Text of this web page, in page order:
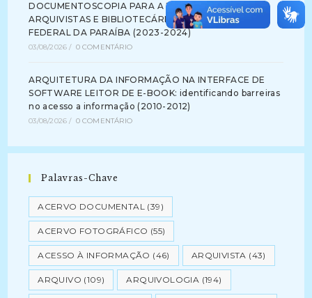
DOCUMENTOSCOPIA PARA A FORMAÇÃO DE
ARQUIVISTAS E BIBLIOTECÁRIOS NA UNIVERSIDADE
FEDERAL DA PARAÍBA (2023-2024)
03/08/2026 / 0 COMENTÁRIO
ARQUITETURA DA INFORMAÇÃO NA INTERFACE DE
SOFTWARE LEITOR DE E-BOOK: identificando barreiras
no acesso a informação (2010-2012)
03/08/2026 / 0 COMENTÁRIO
Palavras-Chave
ACERVO DOCUMENTAL (39)
ACERVO FOTOGRÁFICO (55)
ACESSO À INFORMAÇÃO (46) ARQUIVISTA (43)
ARQUIVO (109) ARQUIVOLOGIA (194)